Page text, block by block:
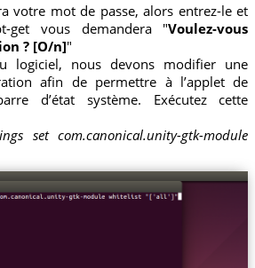
votre mot de passe, alors entrez-le et
get vous demandera "Voulez-vous
? [O/n]"
logiciel, nous devons modifier une
afin de permettre à l’applet de
d’état système. Exécutez cette
set com.canonical.unity-gtk-module